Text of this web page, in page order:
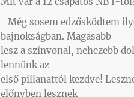
–Még sosem edzősködtem
bajnokságban. Magasabb
lesz a színvonal, nehezebb
lennünk az
első pillanattól kezdve!
előnyben lesznek